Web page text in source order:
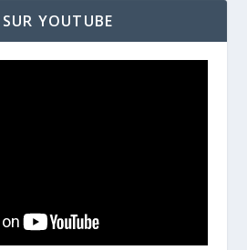
YOUTUBE